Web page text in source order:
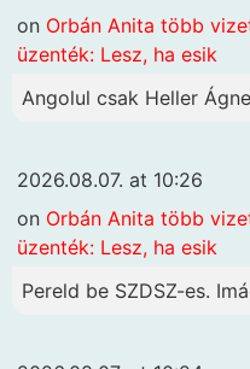
on Orbán Anita több
üzenték: Lesz, ha esik
Angolul csak Heller
2026.08.07. at 10:26
on Orbán Anita több
üzenték: Lesz, ha esik
Pereld be SZDSZ-es.